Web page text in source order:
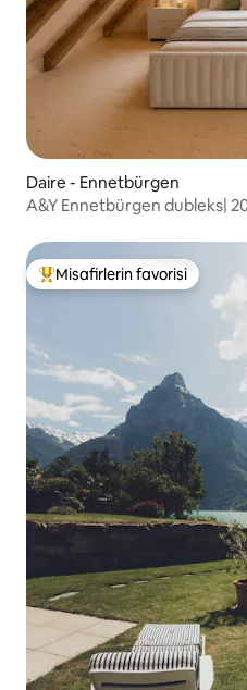
Daire - Ennetbürgen
A&Y Ennetbürgen dubleks|
Misafirlerin favorilerinden en
Misafirlerin favorisi